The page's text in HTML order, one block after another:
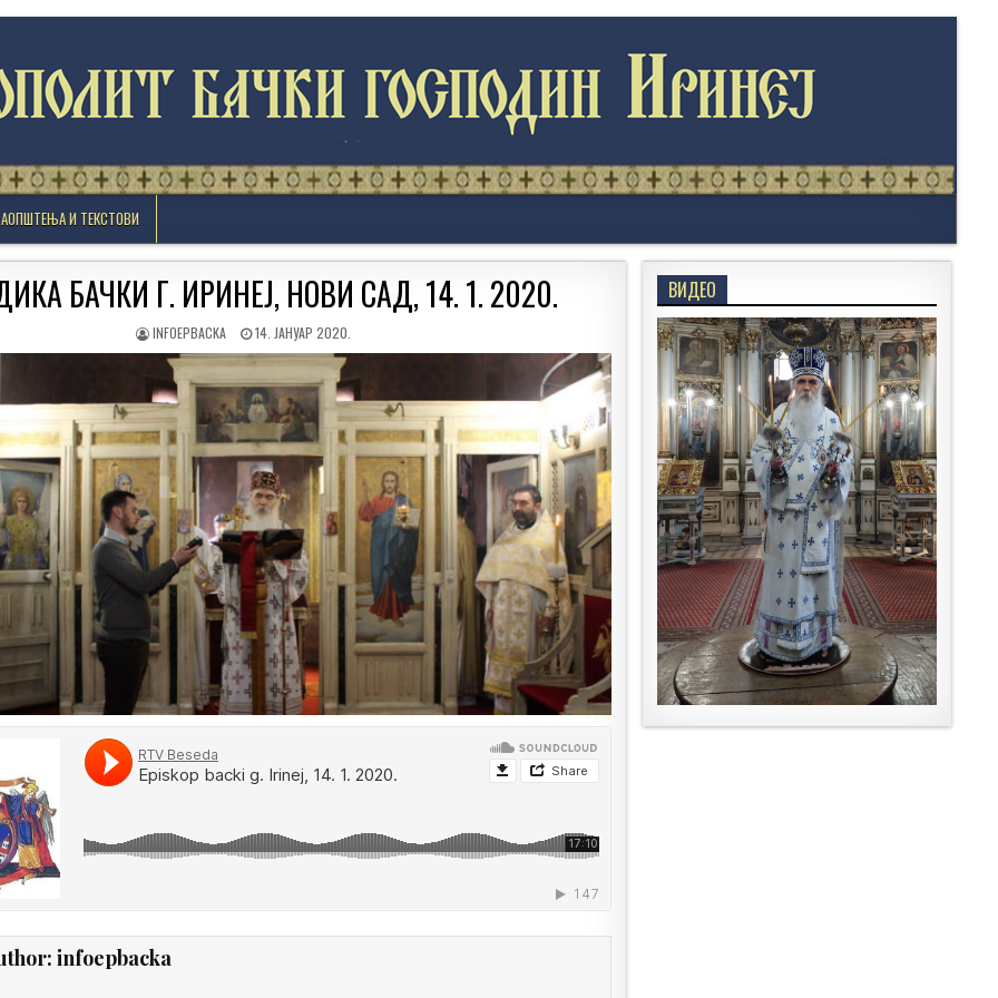
И ТЕКСТОВИ
БАЧКИ Г. ИРИНЕЈ, НОВИ САД, 14. 1. 2020.
AUTHOR:
INFOEPBACKA
PUBLISHED
DATE:
14. ЈАНУАР 2020.
infoepbacka
ВИДЕО